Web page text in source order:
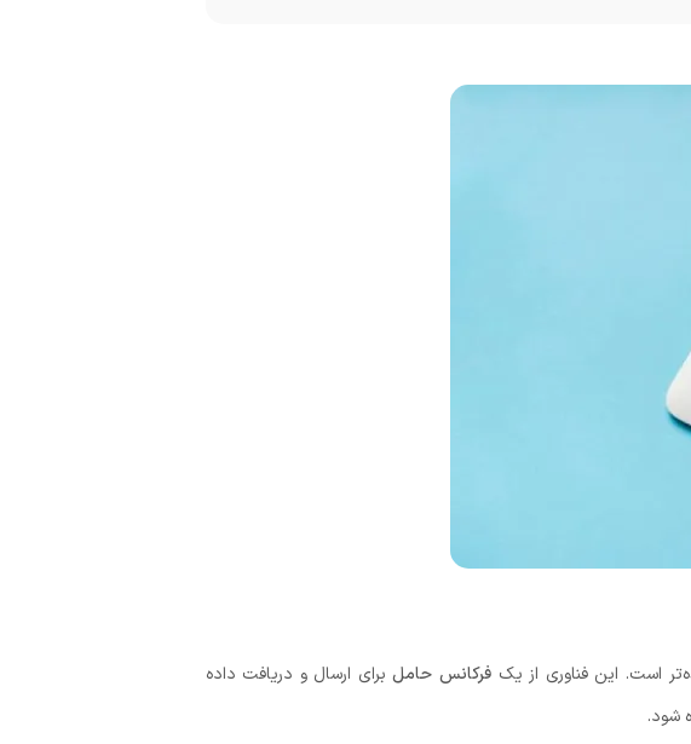
است. این فناوری از یک فرکانس حاملبرای ارسال و دریافت داده
شود.